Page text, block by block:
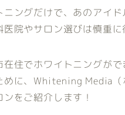
ングだけで、あのアイ
院やサロン選びは慎重に
住でホワイトニングが
めに、Whitening Media
をご紹介します！